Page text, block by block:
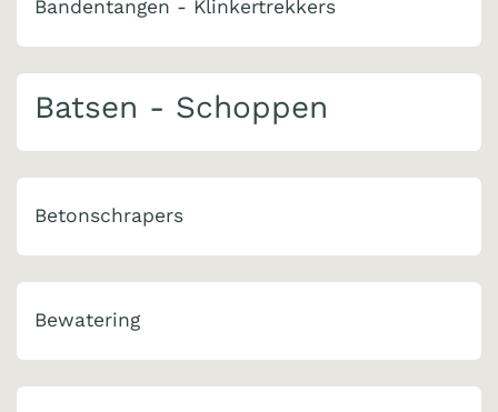
Bandentangen - Klinkertrekkers
Batsen - Schoppen
Betonschrapers
Bewatering